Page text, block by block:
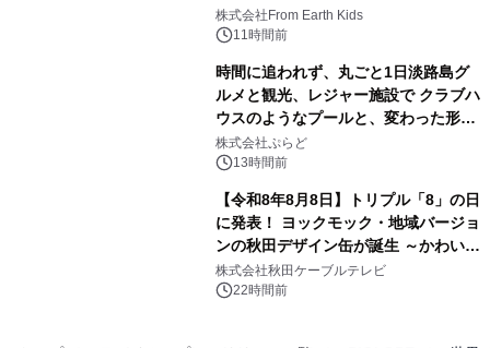
(日)開催
株式会社From Earth Kids
11時間前
時間に追われず、丸ごと1日淡路島グ
ルメと観光、レジャー施設で クラブハ
ウスのようなプールと、変わった形の
サウナも 「THE BOXY AWAJI」のお
得な素泊まり連泊プランで
株式会社ぷらど
13時間前
【令和8年8月8日】トリプル「8」の日
に発表！ ヨックモック・地域バージョ
ンの秋田デザイン缶が誕生 ～かわいい
秋田犬の子犬と秋田の四季と名所を巡
るパッケージ～ 9月1日(火)秋田県内で
株式会社秋田ケーブルテレビ
22時間前